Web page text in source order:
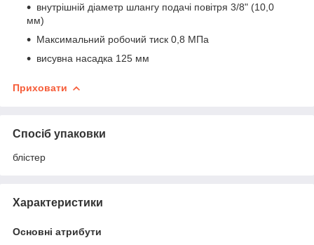
внутрішній діаметр шлангу подачі повітря 3/8" (10,0
мм)
Максимальний робочий тиск 0,8 МПа
висувна насадка 125 мм
Приховати
Спосіб упаковки
блістер
Характеристики
Основні атрибути